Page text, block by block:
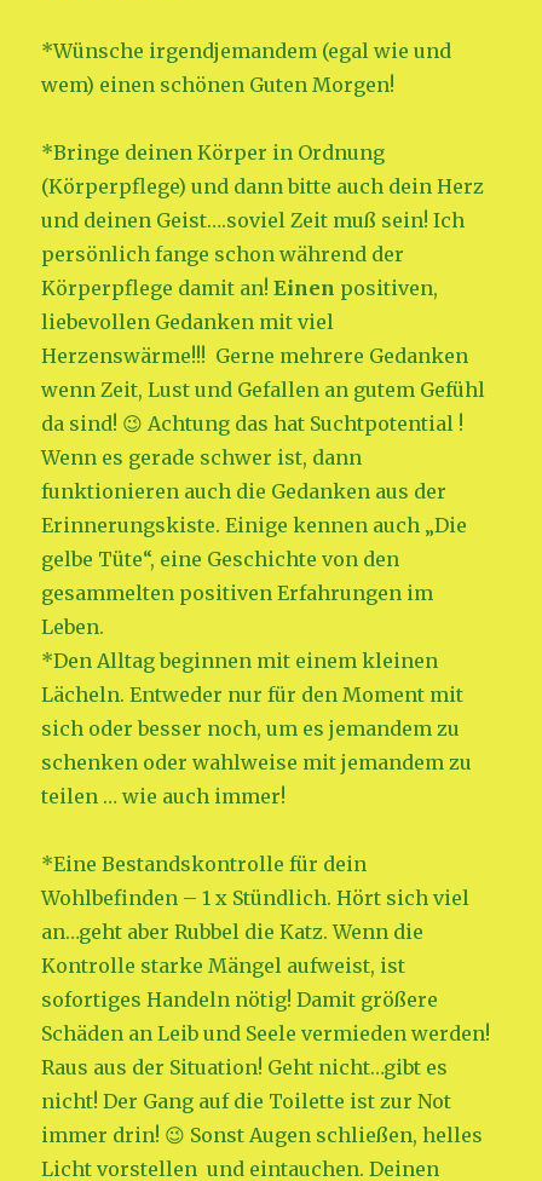
*Wünsche irgendjemandem (egal wie und
wem) einen schönen Guten Morgen!
*Bringe deinen Körper in Ordnung
(Körperpflege) und dann bitte auch dein Herz
und deinen Geist….soviel Zeit muß sein! Ich
persönlich fange schon während der
Körperpflege damit an!Einen positiven,
liebevollen Gedanken mit viel
Herzenswärme!!! Gerne mehrere Gedanken
wenn Zeit, Lust und Gefallen an gutem Gefühl
da sind! 😉 Achtung das hat Suchtpotential !
Wenn es gerade schwer ist, dann
funktionieren auch die Gedanken aus der
Erinnerungskiste. Einige kennen auch „Die
gelbe Tüte“, eine Geschichte von den
gesammelten positiven Erfahrungen im
Leben.
*Den Alltag beginnen mit einem kleinen
Lächeln. Entweder nur für den Moment mit
sich oder besser noch, um es jemandem zu
schenken oder wahlweise mit jemandem zu
teilen … wie auch immer!
*Eine Bestandskontrolle für dein
Wohlbefinden – 1 x Stündlich. Hört sich viel
an…geht aber Rubbel die Katz. Wenn die
Kontrolle starke Mängel aufweist, ist
sofortiges Handeln nötig! Damit größere
Schäden an Leib und Seele vermieden werden!
Raus aus der Situation! Geht nicht…gibt es
nicht! Der Gang auf die Toilette ist zur Not
immer drin! 😉 Sonst Augen schließen, helles
Licht vorstellen und eintauchen. Deinen